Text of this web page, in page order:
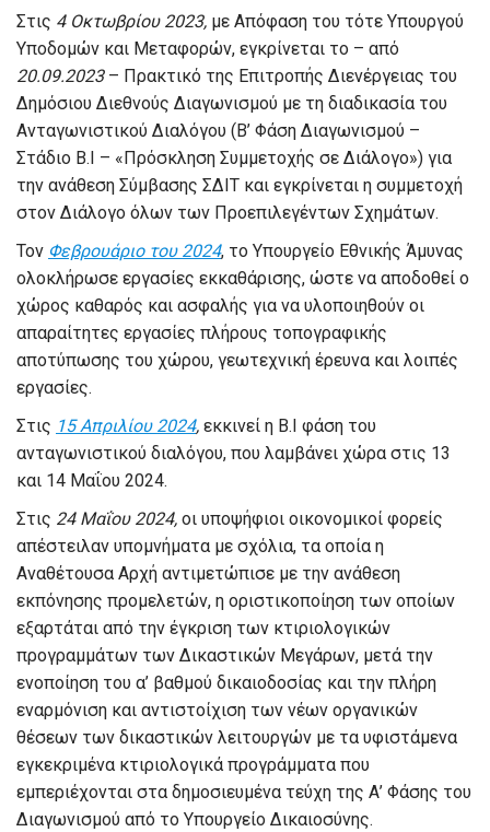
Στις 4 Οκτωβρίου 2023, με Απόφαση του τότε Υπουργού
Υποδομών και Μεταφορών, εγκρίνεται το – από
20.09.2023– Πρακτικό της Επιτροπής Διενέργειας του
Δημόσιου Διεθνούς Διαγωνισμού με τη διαδικασία του
Ανταγωνιστικού Διαλόγου (Β’ Φάση Διαγωνισμού –
Στάδιο Β.Ι – «Πρόσκληση Συμμετοχής σε Διάλογο») για
την ανάθεση Σύμβασης ΣΔΙΤ και εγκρίνεται η συμμετοχή
στον Διάλογο όλων των Προεπιλεγέντων Σχημάτων.
Τον Φεβρουάριο του 2024, το Υπουργείο Εθνικής Άμυνας
ολοκλήρωσε εργασίες εκκαθάρισης, ώστε να αποδοθεί ο
χώρος καθαρός και ασφαλής για να υλοποιηθούν οι
απαραίτητες εργασίες πλήρους τοπογραφικής
αποτύπωσης του χώρου, γεωτεχνική έρευνα και λοιπές
εργασίες.
Στις 15 Απριλίου 2024, εκκινεί η Β.Ι φάση του
ανταγωνιστικού διαλόγου, που λαμβάνει χώρα στις 13
και 14 Μαΐου 2024.
Στις 24 Μαΐου 2024, οι υποψήφιοι οικονομικοί φορείς
απέστειλαν υπομνήματα με σχόλια, τα οποία η
Αναθέτουσα Αρχή αντιμετώπισε με την ανάθεση
εκπόνησης προμελετών, η οριστικοποίηση των οποίων
εξαρτάται από την έγκριση των κτιριολογικών
προγραμμάτων των Δικαστικών Μεγάρων, μετά την
ενοποίηση του α’ βαθμού δικαιοδοσίας και την πλήρη
εναρμόνιση και αντιστοίχιση των νέων οργανικών
θέσεων των δικαστικών λειτουργών με τα υφιστάμενα
εγκεκριμένα κτιριολογικά προγράμματα που
εμπεριέχονται στα δημοσιευμένα τεύχη της Α’ Φάσης του
Διαγωνισμού από το Υπουργείο Δικαιοσύνης.